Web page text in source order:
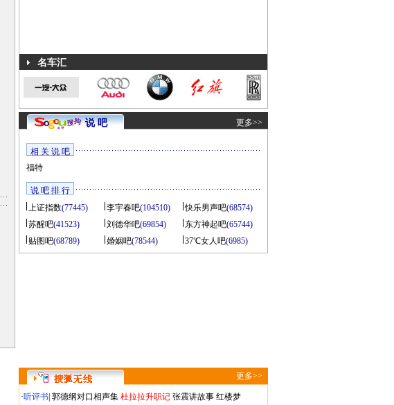
名车汇
说 吧 更多>>
相 关 说 吧
福特
说 吧 排 行
上证指数(77445) 李宇春吧(104510) 快乐男声吧(68574)
苏醒吧(41523) 刘德华吧(69854) 东方神起吧(65744)
贴图吧(68789) 婚姻吧(78544) 37℃女人吧(6985)
更多>>
·听评书 郭德纲对口相声集 杜拉拉升职记 张震讲故事 红楼梦